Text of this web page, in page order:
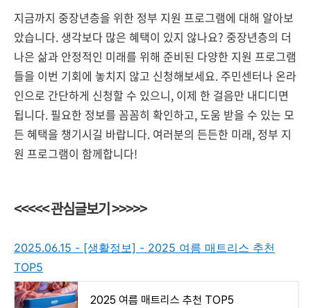
지금까지 중장년층을 위한 정부 지원 프로그램에 대해 알아보
았습니다. 생각보다 많은 혜택이 있지 않나요? 중장년층의 더
나은 삶과 안정적인 미래를 위해 준비된 다양한 지원 프로그램
들을 이번 기회에 놓치지 않고 신청해보세요. 주민센터나 온라
인으로 간단하게 신청할 수 있으니, 이제 한 걸음만 내디디면
됩니다. 필요한 정보를 꼼꼼히 확인하고, 도움 받을 수 있는 모
든 혜택을 챙기시길 바랍니다. 여러분의 든든한 미래, 정부 지
원 프로그램이 함께합니다!
<<<<< 관심글보기 >>>>>
2025.06.15 - [생활정보] - 2025 여름 매트리스 추천
TOP5
2025 여름 매트리스 추천 TOP5